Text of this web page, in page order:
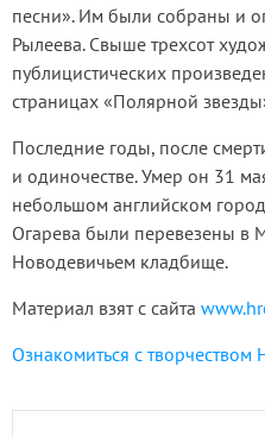
песни». Им были собраны и
Рылеева. Свыше трехсот
публицистических
страницах «Полярной
Последние годы, после
и одиночестве. Умер он 31
небольшом английском
Огарева были перевезены в
Новодевичьем кладбище.
Материал взят с сайта
Ознакомиться с творчеством